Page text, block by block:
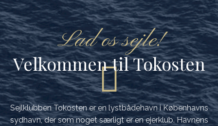
Lad os sejle!
Velkommen til Tokosten
Sejlklubben Tokosten er en lystbådehavn i Københavns
sydhavn, der som noget særligt er en ejerklub. Havnens